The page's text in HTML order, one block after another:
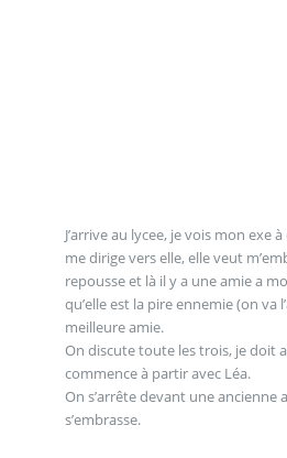
J’arrive au lycee, je vois mon exe
me dirige vers elle, elle veut
repousse et là il y a une amie a
qu’elle est la pire ennemie (on va
meilleure amie.
On discute toute les trois, je doit
commence à partir avec Léa.
On s’arrête devant une ancienne
s’embrasse.